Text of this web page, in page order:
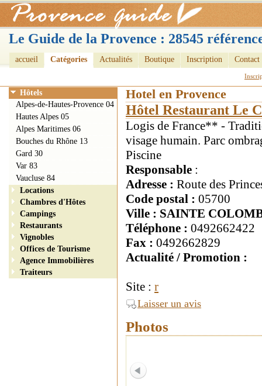
Le Guide de la Provence : 28545
accueil Catégories Actualités Boutique Inscription Contact
Hotel en Provence
Hôtel Restaurant Le
Logis de France** -
visage humain. Parc
Piscine
Responsable :
Adresse : Route des
Code postal : 05700
Ville : SAINTE
Téléphone : 0492662422
Fax : 0492662829
Actualité / Promotion :
Site : r
Laisser un avis
Photos
Hôtels
Alpes-de-Hautes-Provence 04
Hautes Alpes 05
Alpes Maritimes 06
Bouches du Rhône 13
Gard 30
Var 83
Vaucluse 84
Locations
Chambres d'Hôtes
Campings
Restaurants
Vignobles
Offices de Tourisme
Agence Immobilières
Traiteurs